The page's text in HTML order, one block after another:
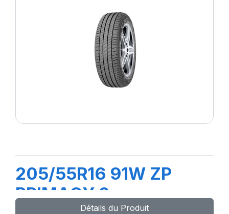
205/55R16 91W ZP
PRIMACY 3
Détails du Produit